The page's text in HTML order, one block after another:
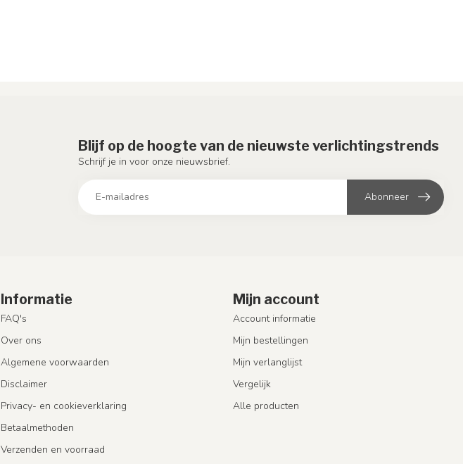
Blijf op de hoogte van de nieuwste verlichtingstrends
Schrijf je in voor onze nieuwsbrief.
Abonneer
Informatie
FAQ's
Over ons
Algemene voorwaarden
Disclaimer
Privacy- en cookieverklaring
Betaalmethoden
Verzenden en voorraad
Mijn account
Account informatie
Mijn bestellingen
Mijn verlanglijst
Vergelijk
Alle producten